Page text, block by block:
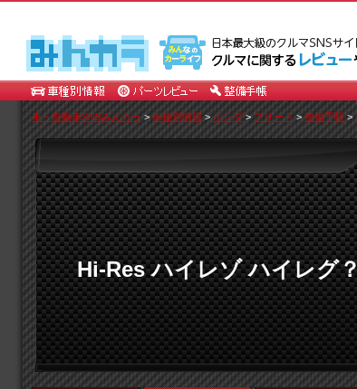
車・自動車SNSみんカラ>車種別情報 >ホンダ>フリード>整備手帳>
Hi-Res ハイレゾ ハイレグ